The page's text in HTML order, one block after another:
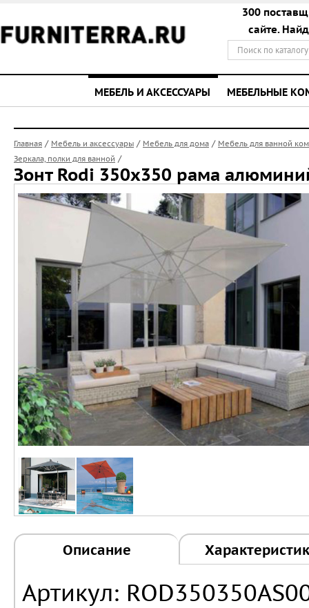
300
сайте.
МЕБЕЛЬ И АКСЕССУАРЫ МЕБЕЛЬНЫЕ
Главная / Мебель и аксессуары / Мебель для дома / Мебель для ванной
Зеркала, полки для ванной /
Зонт Rodi 350x350 рама
Описание
Артикул: